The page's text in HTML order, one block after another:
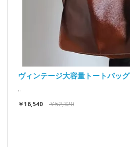
ヴィンテージ大容量トートバッグ
..
￥16,540
￥52,320